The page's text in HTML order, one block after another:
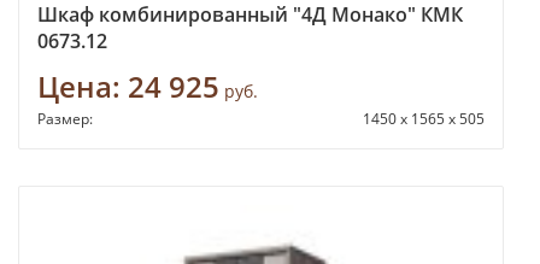
Шкаф комбинированный "4Д Монако" КМК
0673.12
Цена: 24 925 руб.
Размер: 1450 х 1565 х 505